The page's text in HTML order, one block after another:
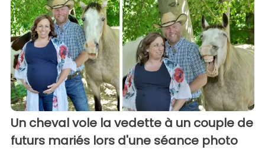
Un cheval vole la vedette à un couple de
futurs mariés lors d'une séance photo